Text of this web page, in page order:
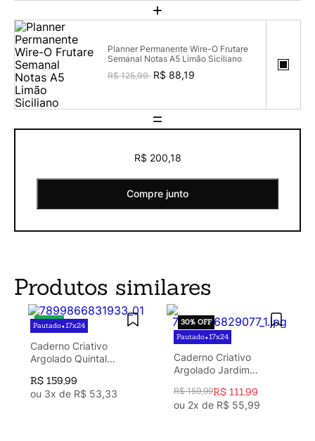
+
Planner Permanente Wire-O Frutare
Semanal Notas A5 Limão Siciliano
R$ 125,99 R$ 88,19
=
R$ 200,18
Compre junto
Produtos similares
Pautado•17x24
Caderno Criativo
Argolado Quintal
Livraria
R$ 159,99
ou 3x de R$ 53,33
30% OFF
Pautado•17x24
Caderno Criativo
Argolado Jardim
R$ 159,99R$ 111,99
ou 2x de R$ 55,99